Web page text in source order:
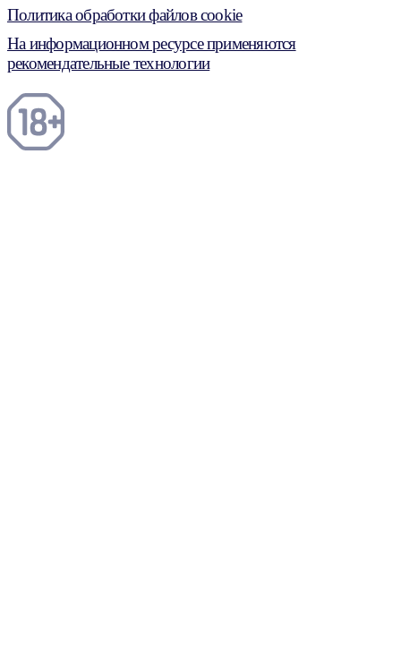
Политика обработки файлов cookie
На информационном ресурсе применяются
рекомендательные технологии